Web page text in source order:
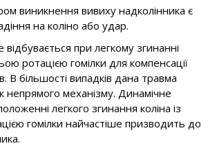
виникнення вивиху надколінника є
на коліно або удар.
при легкому згинанні
ротацією гомілки для компенсації
В більшості випадків дана травма
непрямого механізму. Динамічне
легкого згинання коліна із
гомілки найчастіше призводить до